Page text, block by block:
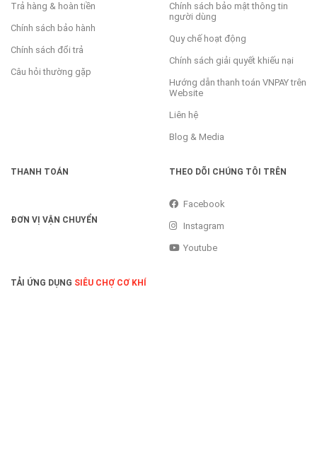
Trả hàng & hoàn tiền
Chính sách bảo hành
Chính sách đổi trả
Câu hỏi thường gặp
Chính sách bảo mật thông tin
người dùng
Quy chế hoạt động
Chính sách giải quyết khiếu nại
Hướng dẫn thanh toán VNPAY trên
Website
Liên hệ
Blog & Media
THANH TOÁN
ĐƠN VỊ VẬN CHUYỂN
THEO DÕI CHÚNG TÔI TRÊN
Facebook
Instagram
Youtube
TẢI ỨNG DỤNG SIÊU CHỢ CƠ KHÍ